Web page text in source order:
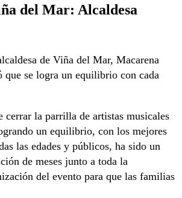
del Mar: Alcaldesa
de Viña del Mar, Macarena
que se logra un equilibrio con cada
cerrar la parrilla de artistas musicales
un equilibrio, con los mejores
las edades y públicos, ha sido un
de meses junto a toda la
del evento para que las familias